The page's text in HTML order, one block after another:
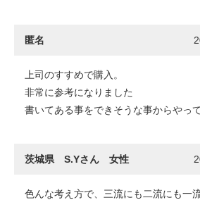
匿名
上司のすすめで購入。
非常に参考になりました
書いてある事をできそうな事からやっ
茨城県 S.Yさん 女性
色んな考え方で、三流にも二流にも一